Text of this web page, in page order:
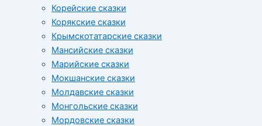
Корейские сказки
Корякские сказки
Крымскотатарские сказки
Мансийские сказки
Марийские сказки
Мокшанские сказки
Молдавские сказки
Монгольские сказки
Мордовские сказки